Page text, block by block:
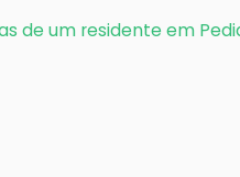
de um residente em